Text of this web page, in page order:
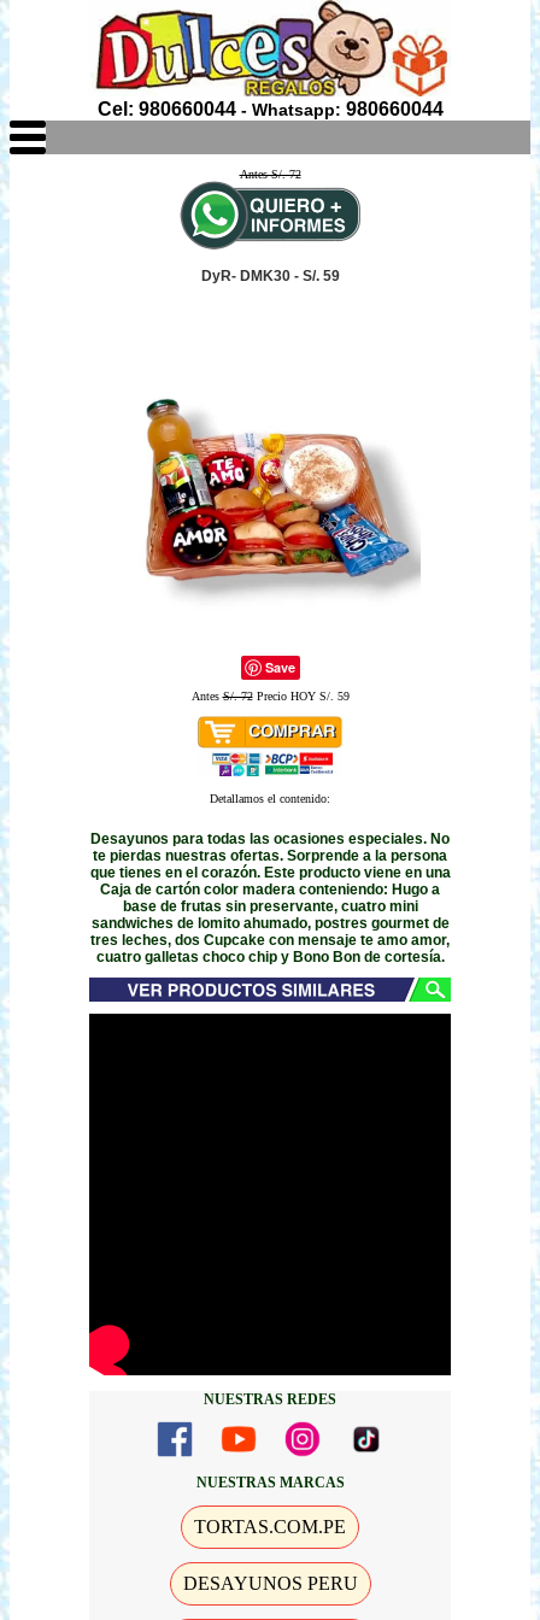
Cel: 980660044- Whatsapp: 980660044
Antes S/. 72
DyR- DMK30 - S/. 59
Save
AntesS/. 72Precio HOY S/. 59
Detallamos el contenido:
Desayunos para todas las ocasiones especiales. No
te pierdas nuestras ofertas. Sorprende a la persona
que tienes en el corazón. Este producto viene en una
Caja de cartón color madera conteniendo: Hugo a
base de frutas sin preservante, cuatro mini
sandwiches de lomito ahumado, postres gourmet de
tres leches, dos Cupcake con mensaje te amo amor,
cuatro galletas choco chip y Bono Bon de cortesía.
NUESTRAS REDES
NUESTRAS MARCAS
TORTAS.COM.PE
DESAYUNOS PERU